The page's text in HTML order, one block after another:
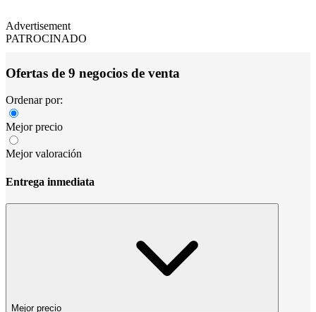
Advertisement
PATROCINADO
Ofertas de 9 negocios de venta
Ordenar por:
Mejor precio
Mejor valoración
Entrega inmediata
Mejor precio